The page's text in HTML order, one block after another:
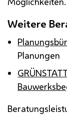
Weitere
Planungen